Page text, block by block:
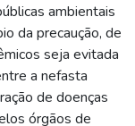
ambientais
da precaução, de
seja evitada
a nefasta
de doenças
órgãos de